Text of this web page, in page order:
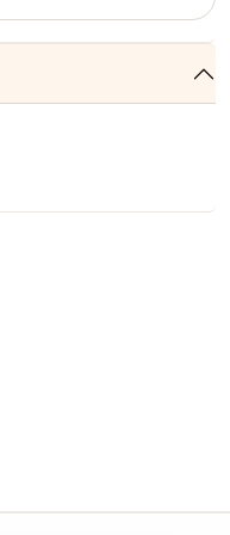
ton farklılığı olabilir.